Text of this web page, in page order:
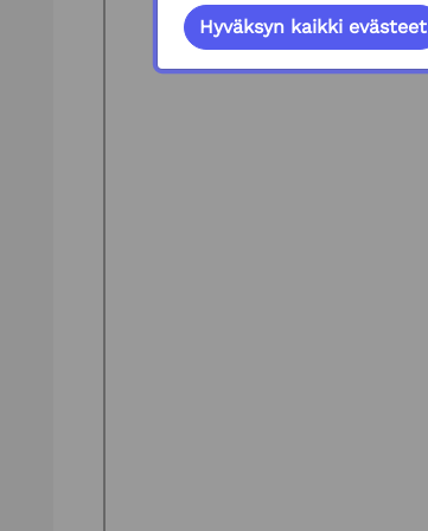
Hyväksyn kaikki evästeet